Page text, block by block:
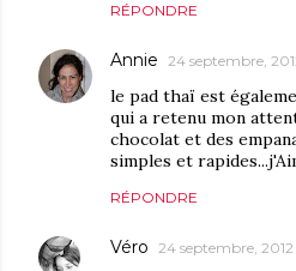
RÉPONDRE
Annie 24 septembre,
le pad thaï est
qui a retenu mon
chocolat et des
simples et
RÉPONDRE
Véro 24 septembre, 2012